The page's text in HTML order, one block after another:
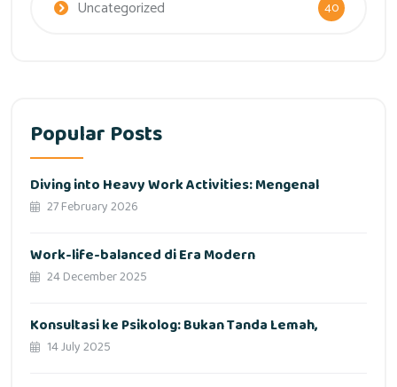
Uncategorized 40
Popular Posts
Diving into Heavy Work Activities: Mengenal
27 February 2026
Work-life-balanced di Era Modern
24 December 2025
Konsultasi ke Psikolog: Bukan Tanda Lemah,
14 July 2025